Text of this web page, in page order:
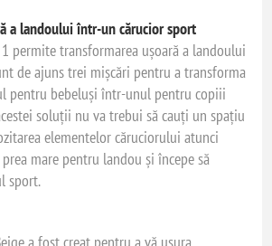
a landoului într-un cărucior sport
permite transformarea ușoară a landoului
de ajuns trei mișcări pentru a transforma
pentru bebeluși într-unul pentru copiii
soluții nu va trebui să cauți un spațiu
elementelor căruciorului atunci
mare pentru landou și începe să
sport.
a fost creat pentru a vă ușura